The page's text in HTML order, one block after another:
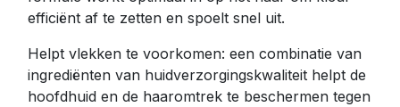
efficiënt af te zetten en spoelt snel uit.
Helpt vlekken te voorkomen: een combinatie van
ingrediënten van huidverzorgingskwaliteit helpt de
hoofdhuid en de haaromtrek te beschermen tegen